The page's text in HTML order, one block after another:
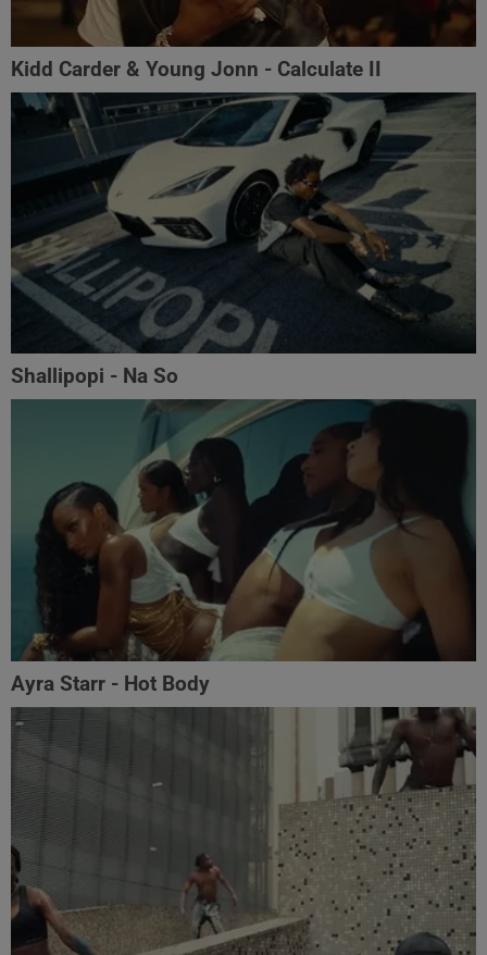
Kidd Carder & Young Jonn - Calculate II
Shallipopi - Na So
Ayra Starr - Hot Body